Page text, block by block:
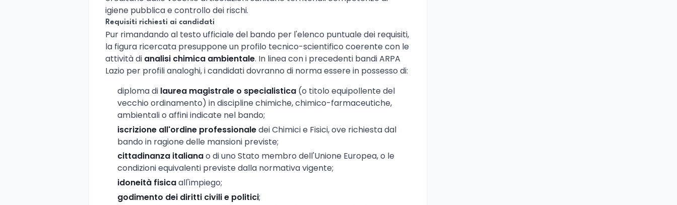
igiene pubblica e controllo dei rischi.
Requisiti richiesti ai candidati
Pur rimandando al testo ufficiale del bando per l'elenco puntuale dei requisiti,
la figura ricercata presuppone un profilo tecnico-scientifico coerente con le
attività di analisi chimica ambientale. In linea con i precedenti bandi ARPA
Lazio per profili analoghi, i candidati dovranno di norma essere in possesso di:
diploma di laurea magistrale o specialistica (o titolo equipollente del
vecchio ordinamento) in discipline chimiche, chimico-farmaceutiche,
ambientali o affini indicate nel bando;
iscrizione all'ordine professionaledei Chimici e Fisici, ove richiesta dal
bando in ragione delle mansioni previste;
cittadinanza italianao di uno Stato membro dell'Unione Europea, o le
condizioni equivalenti previste dalla normativa vigente;
idoneità fisicaall'impiego;
godimento dei diritti civili e politici;